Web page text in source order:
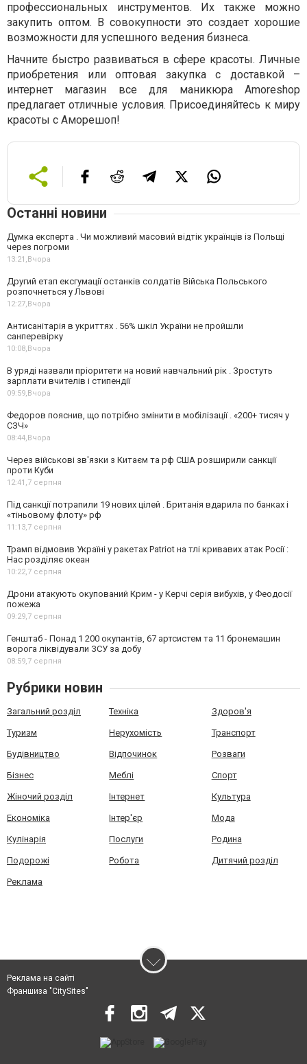
профессиональных инструментов. Их также можно
закупить оптом. В совокупности это создает хорошие
возможности для успешного ведения бизнеса.
Начните быстро развиваться в сфере красоты. Личные
приобретения или оптовая закупка с доставкой –
интернет магазин все для маникюра Amoreshop
предлагает отличные условия. Присоединяйтесь к миру
красоты с Аморешоп!
Останні новини
Думка експерта . Чи можливий масовий відтік українців із Польщі
через погроми
13:21, Вчора
Другий етап ексгумації останків солдатів Війська Польського
розпочнеться у Львові
12:27, Вчора
Антисанітарія в укриттях . 56% шкіл України не пройшли
санперевірку
10:08, Вчора
В уряді назвали пріоритети на новий навчальний рік . Зростуть
зарплати вчителів і стипендії
09:59, Вчора
Федоров пояснив, що потрібно змінити в мобілізації . «200+ тисяч у
СЗЧ»
08:44, Вчора
Через військові зв'язки з Китаєм та рф США розширили санкції
проти Куби
12:41,7 серпня
Під санкції потрапили 19 нових цілей . Британія вдарила по банках і
«тіньовому флоту» рф
11:13,7 серпня
Трамп відмовив Україні у ракетах Patriot на тлі кривавих атак Росії :
Нас розділяє океан
10:22,7 серпня
Дрони атакують окупований Крим - у Керчі серія вибухів, у Феодосії
пожежа
09:29,7 серпня
Генштаб - Понад 1 200 окупантів, 67 артсистем та 11 бронемашин
ворога ліквідували ЗСУ за добу
08:59,7 серпня
Рубрики новин
Загальний розділ Техніка Здоров'я
Туризм Нерухомість Транспорт
Будівництво Відпочинок Розваги
Бізнес Меблі Спорт
Жіночий розділ Інтернет Культура
Економіка Інтер'єр Мода
Кулінарія Послуги Родина
Подорожі Робота Дитячий розділ
Реклама
Реклама на сайті
Франшиза "CitySites"